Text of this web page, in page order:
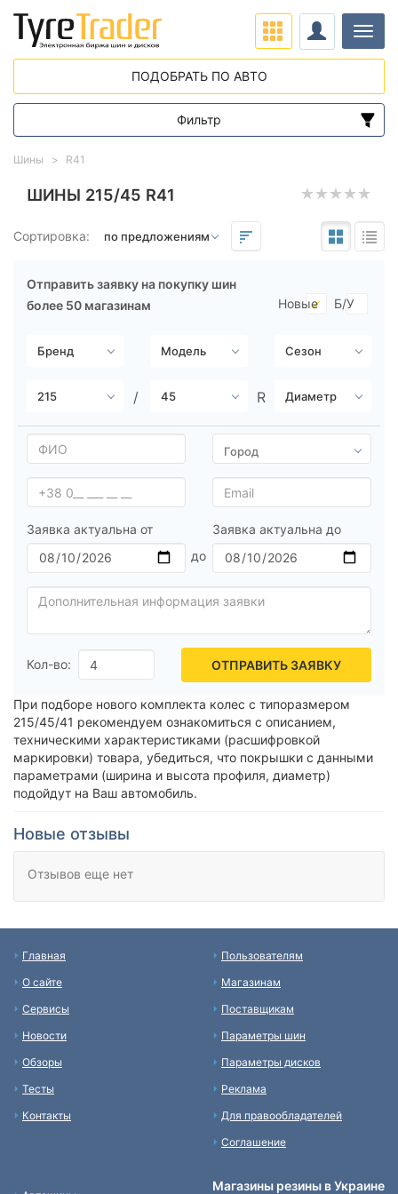
ШИНЫ 215/45 R41
Сортировка:
Отправить заявку на покупку шин
более 50 магазинам
Новые Б/У
Заявка актуальна от Заявка актуальна до
Кол-во: ОТПРАВИТЬ ЗАЯВКУ
При подборе нового комплекта колес с типоразмером
215/45/41 рекомендуем ознакомиться с описанием,
техническими характеристиками (расшифровкой
маркировки) товара, убедиться, что покрышки с данными
параметрами (ширина и высота профиля, диаметр)
подойдут на Ваш автомобиль.
Новые отзывы
Отзывов еще нет
Шины R41
ПОДОБРАТЬ ПО АВТО
Фильтр
Диапазон цен
от
Подбор по параметрам
Все бренды
Тип транспортного средства
Сбросить Подобрать
Главная
О сайте
Сервисы
Новости
Обзоры
Тесты
Контакты
Пользователям
Магазинам
Поставщикам
Параметры шин
Параметры дисков
Реклама
Для правообладателей
Соглашение
Магазины резины в Украине